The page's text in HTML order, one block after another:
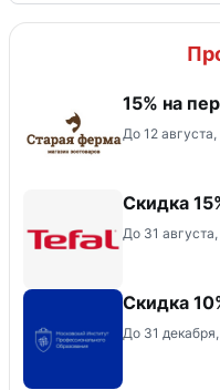
15% на
До 12
Скидка
До 31
Скидка
До 31